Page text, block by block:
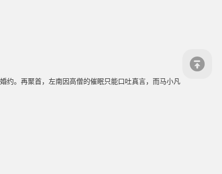
约。再聚首，左南因高僧的催眠只能口吐真言，而马小凡